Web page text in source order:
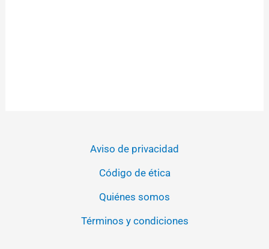
Aviso de privacidad
Código de ética
Quiénes somos
Términos y condiciones